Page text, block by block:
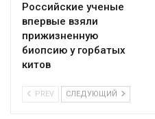
Российские ученые
впервые взяли
прижизненную
биопсию у горбатых
китов
PREV СЛЕДУЮЩИЙ